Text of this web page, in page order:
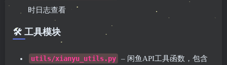
时日志查看
🛠️ 工具模块
utils/xianyu_utils.py
– 闲鱼API工具函数，包含